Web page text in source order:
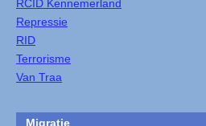
RCID Kennemerland
Repressie
RID
Terrorisme
Van Traa
Migratie